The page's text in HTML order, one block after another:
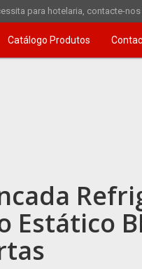
para hotelaria, contacte-nos
Catálogo Produtos
Estático